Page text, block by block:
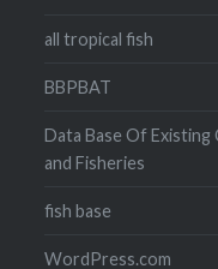
all tropical fish
BBPBAT
Data Base Of
and Fisheries
fish base
WordPress.com